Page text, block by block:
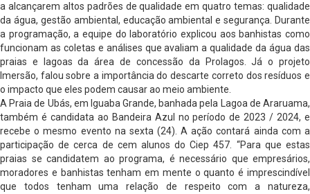
a alcançarem altos padrões de qualidade em quatro temas: qualidade
da água, gestão ambiental, educação ambiental e segurança. Durante
a programação, a equipe do laboratório explicou aos banhistas como
funcionam as coletas e análises que avaliam a qualidade da água das
praias e lagoas da área de concessão da Prolagos. Já o projeto
Imersão, falou sobre a importância do descarte correto dos resíduos e
o impacto que eles podem causar ao meio ambiente.
A Praia de Ubás, em Iguaba Grande, banhada pela Lagoa de Araruama,
também é candidata ao Bandeira Azul no período de 2023 / 2024, e
recebe o mesmo evento na sexta (24). A ação contará ainda com a
participação de cerca de cem alunos do Ciep 457. “Para que estas
praias se candidatem ao programa, é necessário que empresários,
moradores e banhistas tenham em mente o quanto é imprescindível
que todos tenham uma relação de respeito com a natureza,